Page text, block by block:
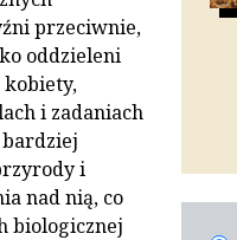
przeciwnie,
oddzieleni
i zadaniach
i
nad nią, co
biologicznej